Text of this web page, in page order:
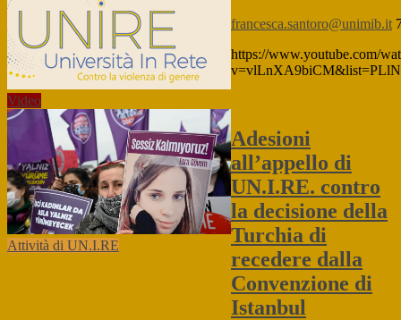
Video
francesca.santoro@unimib.it
https://www.youtube.com/
Attività di UN.I.RE
Adesioni
all’appello di
UN.I.RE. contro
la decisione della
Turchia di
recedere dalla
Convenzione di
Istanbul